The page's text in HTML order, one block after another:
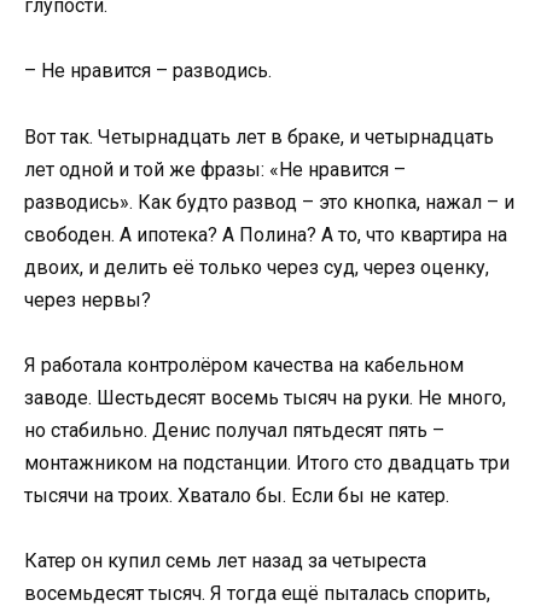
глупости.
– Не нравится – разводись.
Вот так. Четырнадцать лет в браке, и четырнадцать
лет одной и той же фразы: «Не нравится –
разводись». Как будто развод – это кнопка, нажал – и
свободен. А ипотека? А Полина? А то, что квартира на
двоих, и делить её только через суд, через оценку,
через нервы?
Я работала контролёром качества на кабельном
заводе. Шестьдесят восемь тысяч на руки. Не много,
но стабильно. Денис получал пятьдесят пять –
монтажником на подстанции. Итого сто двадцать три
тысячи на троих. Хватало бы. Если бы не катер.
Катер он купил семь лет назад за четыреста
восемьдесят тысяч. Я тогда ещё пыталась спорить,